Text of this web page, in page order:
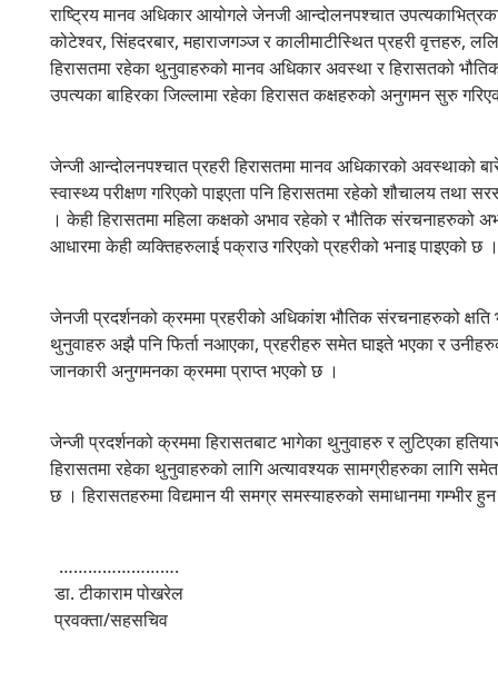
राष्ट्रिय मानव अधिकार आयोगले जेनजी आन्दोलनपश्चात
कोटेश्वर, सिंहदरबार, महाराजगञ्ज र कालीमाटीस्थित प्रहरी वृत्तहरु,
हिरासतमा रहेका थुनुवाहरुको मानव अधिकार अवस्था र हिरासतको
उपत्यका बाहिरका जिल्लामा रहेका हिरासत कक्षहरुको अनुगमन सुरु
जेन्जी आन्दोलनपश्चात प्रहरी हिरासतमा मानव अधिकारको अवस्थाको
स्वास्थ्य परीक्षण गरिएको पाइएता पनि हिरासतमा रहेको शौचालय
। केही हिरासतमा महिला कक्षको अभाव रहेको र भौतिक
आधारमा केही व्यक्तिहरुलाई पक्राउ गरिएको प्रहरीको भनाइ पाइएको छ ।
जेनजी प्रदर्शनको क्रममा प्रहरीको अधिकांश भौतिक संरचनाहरुको
थुनुवाहरु अझै पनि फिर्ता नआएका, प्रहरीहरु समेत घाइते भएका र
जानकारी अनुगमनका क्रममा प्राप्त भएको छ ।
जेन्जी प्रदर्शनको क्रममा हिरासतबाट भागेका थुनुवाहरु र लुटिएका
हिरासतमा रहेका थुनुवाहरुको लागि अत्यावश्यक सामग्रीहरुका लागि
छ । हिरासतहरुमा विद्यमान यी समग्र समस्याहरुको समाधानमा गम्भीर
…………………….
डा. टीकाराम पोखरेल
प्रवक्ता/सहसचिव